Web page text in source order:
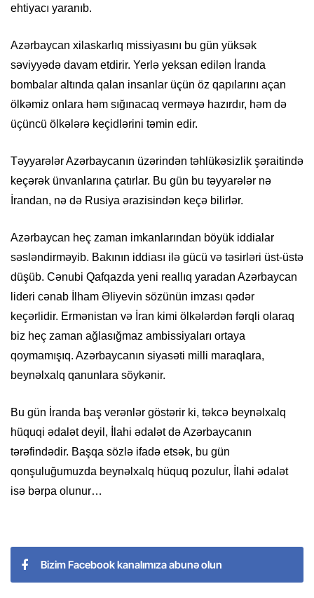
ehtiyacı yaranıb.
Azərbaycan xilaskarlıq missiyasını bu gün yüksək
səviyyədə davam etdirir. Yerlə yeksan edilən İranda
bombalar altında qalan insanlar üçün öz qapılarını açan
ölkəmiz onlara həm sığınacaq verməyə hazırdır, həm də
üçüncü ölkələrə keçidlərini təmin edir.
Təyyarələr Azərbaycanın üzərindən təhlükəsizlik şəraitində
keçərək ünvanlarına çatırlar. Bu gün bu təyyarələr nə
İrandan, nə də Rusiya ərazisindən keçə bilirlər.
Azərbaycan heç zaman imkanlarından böyük iddialar
səsləndirməyib. Bakının iddiası ilə gücü və təsirləri üst-üstə
düşüb. Cənubi Qafqazda yeni reallıq yaradan Azərbaycan
lideri cənab İlham Əliyevin sözünün imzası qədər
keçərlidir. Ermənistan və İran kimi ölkələrdən fərqli olaraq
biz heç zaman ağlasığmaz ambissiyaları ortaya
qoymamışıq. Azərbaycanın siyasəti milli maraqlara,
beynəlxalq qanunlara söykənir.
Bu gün İranda baş verənlər göstərir ki, təkcə beynəlxalq
hüquqi ədalət deyil, İlahi ədalət də Azərbaycanın
tərəfindədir. Başqa sözlə ifadə etsək, bu gün
qonşuluğumuzda beynəlxalq hüquq pozulur, İlahi ədalət
isə bərpa olunur…
Bizim Facebook kanalımıza abunə olun